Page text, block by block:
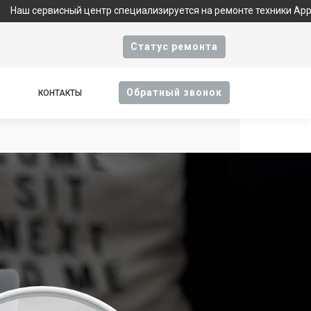
центр специализируется на ремонте техники Apple и
Cтатус ремонта
КОНТАКТЫ Oбратный звонок